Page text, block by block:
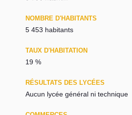
NOMBRE D'HABITANTS
5 453 habitants
TAUX D'HABITATION
19 %
RÉSULTATS DES LYCÉES
Aucun lycée général ni technique